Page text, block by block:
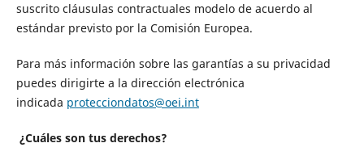
suscrito cláusulas contractuales modelo de acuerdo al
estándar previsto por la Comisión Europea.
Para más información sobre las garantías a su privacidad
puedes dirigirte a la dirección electrónica
indicada protecciondatos@oei.int
¿Cuáles son tus derechos?